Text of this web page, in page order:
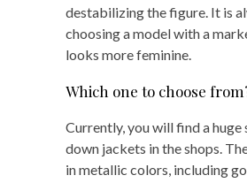
destabilizing the figure. It is
choosing a model with a
looks more feminine.
Which one to choose
Currently, you will find a
down jackets in the shops.
in metallic colors, including